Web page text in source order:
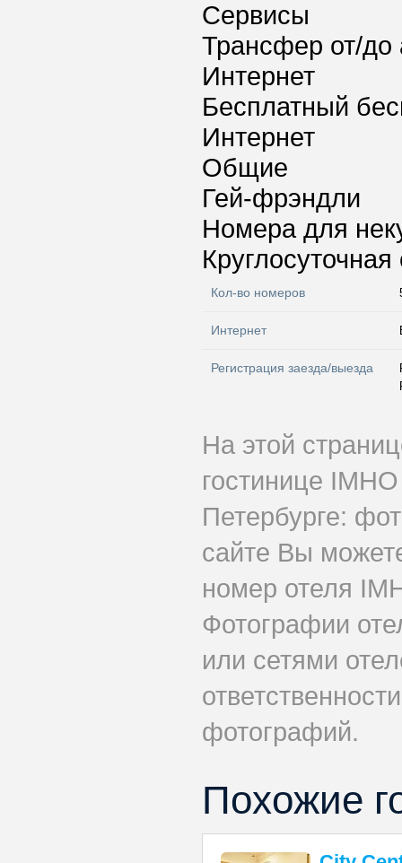
Сервисы
Трансфер от/до
Интернет
Бесплатный
Интернет
Общие
Гей-фрэндли
Номера для
Кол-во номеров
Интернет
Регистрация заезда/выезда
На этой
гостинице
Петербурге:
сайте Вы
номер отеля
Фотографии
или сетями
фотографий.
Похожие